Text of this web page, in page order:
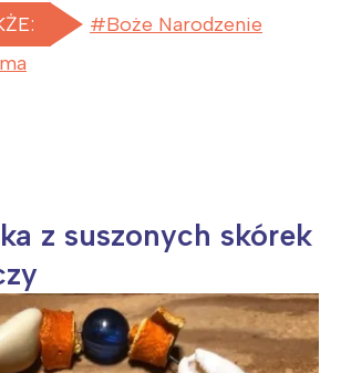
Boże Narodzenie
z suszonych skórek
mnie wydarzenia z
tego regionu: